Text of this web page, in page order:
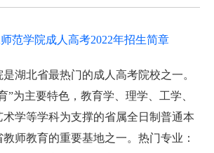
湖北省最热门的成人高考院校之一。
”为主要特色，教育学、理学、工学、
学等学科为支撑的省属全日制普通本
师教育的重要基地之一。热门专业：